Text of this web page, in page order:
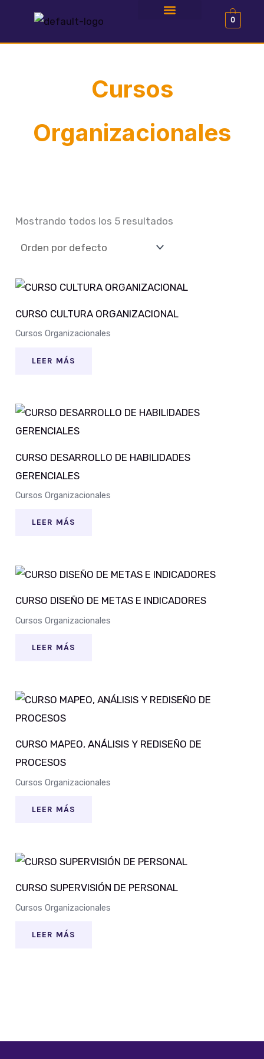
contenido
0
Cursos
Organizacionales
Mostrando todos los 5 resultados
CURSO CULTURA ORGANIZACIONAL
Cursos Organizacionales
LEER MÁS
CURSO DESARROLLO DE HABILIDADES
GERENCIALES
Cursos Organizacionales
LEER MÁS
CURSO DISEÑO DE METAS E INDICADORES
Cursos Organizacionales
LEER MÁS
CURSO MAPEO, ANÁLISIS Y REDISEÑO DE
PROCESOS
Cursos Organizacionales
LEER MÁS
CURSO SUPERVISIÓN DE PERSONAL
Cursos Organizacionales
LEER MÁS